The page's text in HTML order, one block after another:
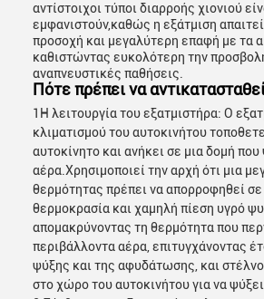
αντίστοιχοι τύποι διαρροής χιονιού
εμφανιστούν,καθώς η εξάτμιση
προσοχή και μεγαλύτερη επαφή με τα
καθιστώντας ευκολότερη την
αναπνευστικές παθήσεις.
Πότε πρέπει να
1Η λειτουργία του εξατμιστήρα: Ο
κλιματισμού του αυτοκινήτου
αυτοκίνητο και ανήκει σε μια δομή
αέρα.Χρησιμοποιεί την αρχή ότι μια
θερμότητας πρέπει να απορροφηθεί
θερμοκρασία και χαμηλή πίεση υγρό
απομακρύνοντας τη θερμότητα που
περιβάλλοντα αέρα, επιτυγχάνοντας
ψύξης και της αφυδάτωσης, και
στο χώρο του αυτοκινήτου για να